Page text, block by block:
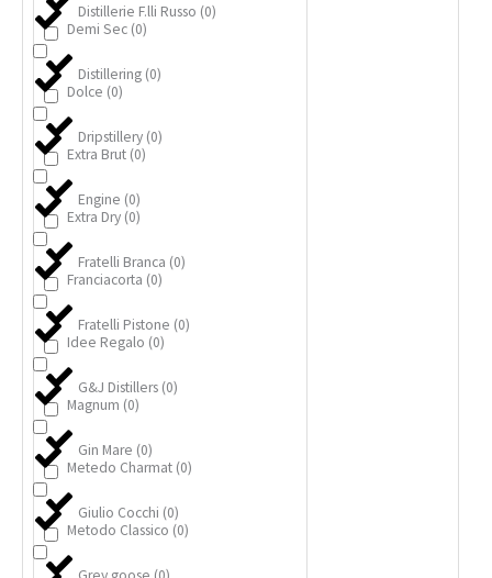
Distillerie F.lli Russo (0)
Distillering (0)
Dripstillery (0)
Engine (0)
Fratelli Branca (0)
Fratelli Pistone (0)
G&J Distillers (0)
Gin Mare (0)
Giulio Cocchi (0)
Demi Sec (0)
Dolce (0)
Extra Brut (0)
Extra Dry (0)
Franciacorta (0)
Idee Regalo (0)
Magnum (0)
Metedo Charmat (0)
Metodo Classico (0)